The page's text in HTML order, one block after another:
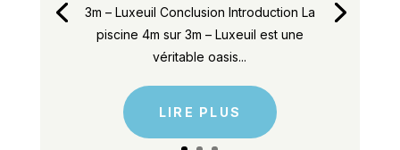
3m – Luxeuil Conclusion Introduction La
piscine 4m sur 3m – Luxeuil est une
véritable oasis...
LIRE PLUS